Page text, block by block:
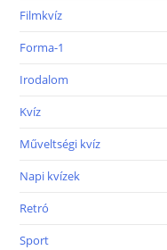
Filmkvíz
Forma-1
Irodalom
Kvíz
Műveltségi kvíz
Napi kvízek
Retró
Sport